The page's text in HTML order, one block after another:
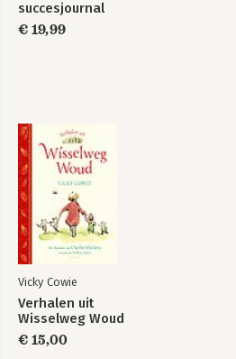
succesjournal
€ 19,99
Vicky Cowie
Verhalen uit
Wisselweg Woud
€ 15,00